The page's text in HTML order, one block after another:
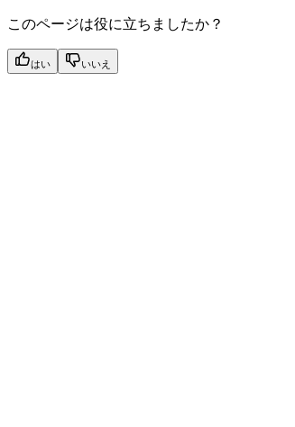
このページは役に立ちましたか？
はい いいえ